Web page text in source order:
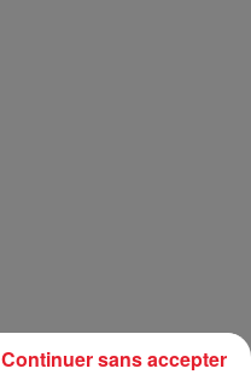
Continuer sans accepter